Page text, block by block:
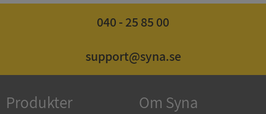
040 - 25 85 00
support@syna.se
Produkter Om Syna
Corporation
de.syna.se